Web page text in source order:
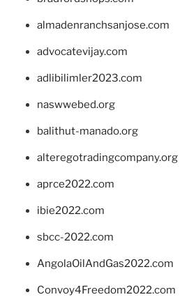
almadenranchsanjose.com
advocatevijay.com
adlibilimler2023.com
naswwebed.org
balithut-manado.org
alteregotradingcompany.org
aprce2022.com
ibie2022.com
sbcc-2022.com
AngolaOilAndGas2022.com
Convoy4Freedom2022.com